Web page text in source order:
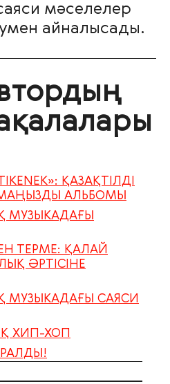
мәселелер
айналысады.
ҚАЗАҚТІЛДІ
АЛЬБОМЫ
МУЗЫКАДАҒЫ
ТЕРМЕ: ҚАЛАЙ
ӘРТІСІНЕ
МУЗЫКАДАҒЫ САЯСИ
ХИП-ХОП